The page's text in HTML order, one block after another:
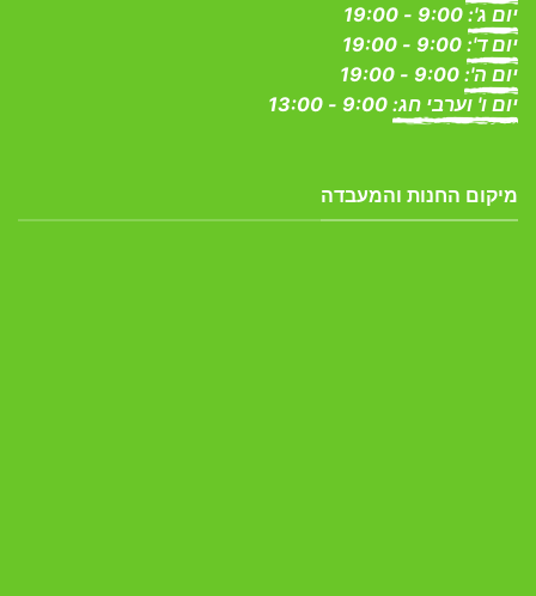
יום ג':
יום ד':
יום ה':
יום ו' וערבי חג:
מיקום החנות והמעבדה